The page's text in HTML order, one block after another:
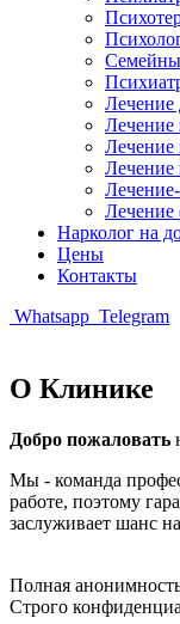
Лечение
Лечение
Лечение
Лечение
Лечение
Нарколог на
Цены
Контакты
Whatsapp Telegram
О Клинике
Добро пожаловать
Мы - команда
работе, поэтому
заслуживает шанс
Полная
Строго